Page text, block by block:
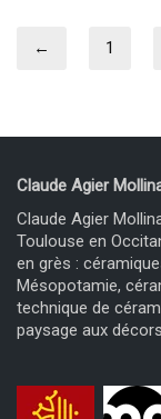
← 1
Claude Agier
Claude Agier
Toulouse en
en grès :
Mésopotamie,
technique de
paysage aux